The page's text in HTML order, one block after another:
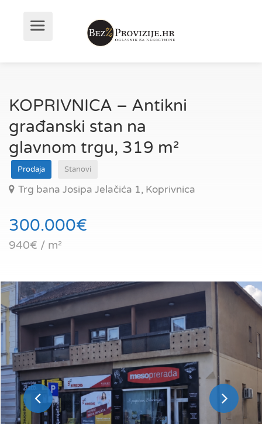
KOPRIVNICA – Antikni
građanski stan na
glavnom trgu, 319 m²
Prodaja Stanovi
Trg bana Josipa Jelačića 1, Koprivnica
300.000€
940€ / m²